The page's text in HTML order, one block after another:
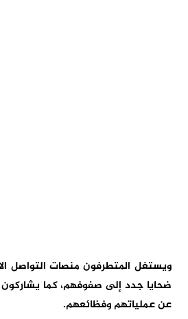
ويستغل المتطرفون منصات التواصل
ضحايا جدد إلى صفوفهم، كما
عن عملياتهم وفظائعهم.